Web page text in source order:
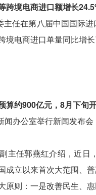
跨境电商进口额增长
任在第八届中国国际
境电商进口单量同比增长
算约900亿元，8月下旬
办公室举行新闻发布
主任郭燕红介绍，近
成立以来首次大范围、
原则：一是改善民生、